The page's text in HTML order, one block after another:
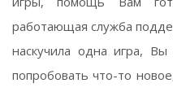
работающая служба
наскучила одна игра,
попробовать что-то